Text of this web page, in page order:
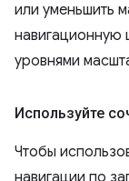
или уменьшить
навигационную
уровнями
Используйте
Чтобы